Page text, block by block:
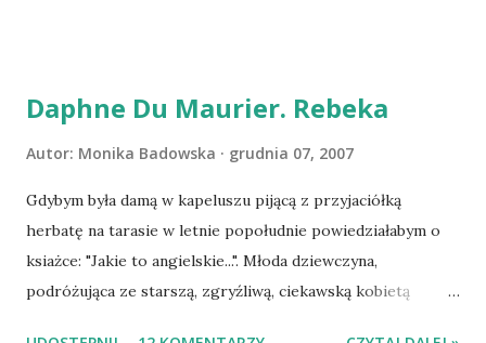
Daphne Du Maurier. Rebeka
Autor: Monika Badowska grudnia 07, 2007
Gdybym była damą w kapeluszu pijącą z przyjaciółką
herbatę na tarasie w letnie popołudnie powiedziałabym o
ksiażce: "Jakie to angielskie...". Młoda dziewczyna,
podróżująca ze starszą, zgryźliwą, ciekawską kobietą